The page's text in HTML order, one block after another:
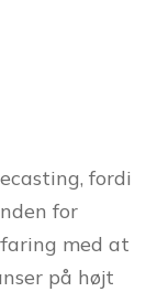
fordi
for
med at
på højt